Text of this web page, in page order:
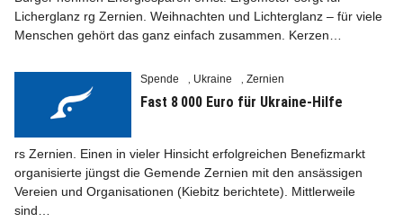
Licherglanz rg Zernien. Weihnachten und Lichterglanz – für viele
Menschen gehört das ganz einfach zusammen. Kerzen…
Spende Ukraine ,Zernien
Fast 8 000 Euro für Ukraine-Hilfe
rs Zernien. Einen in vieler Hinsicht erfolgreichen Benefizmarkt
organisierte jüngst die Gemende Zernien mit den ansässigen
Vereien und Organisationen (Kiebitz berichtete). Mittlerweile
sind…